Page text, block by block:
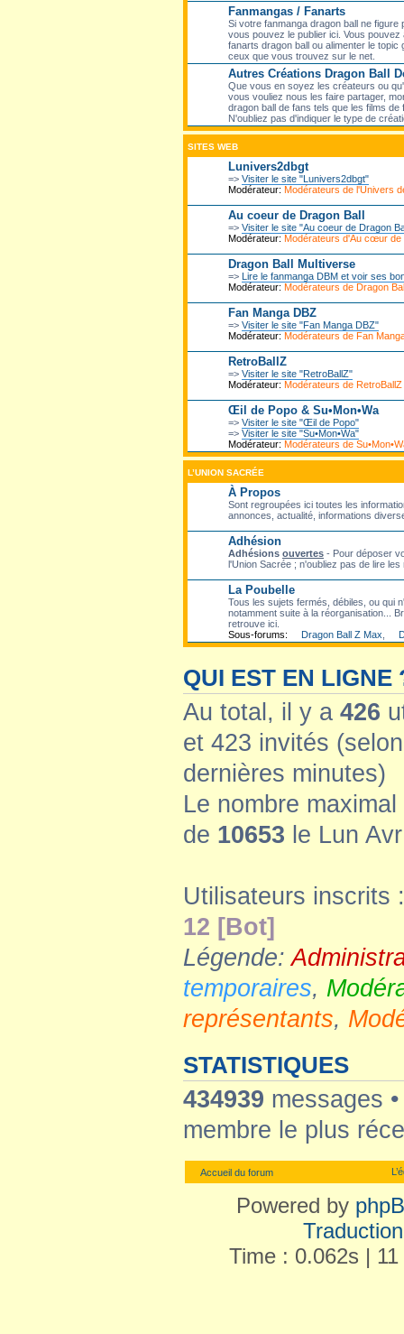
Fanmangas / Fanarts
Si votre fanmanga dragon ball ne
vous pouvez le publier ici. Vous
fanarts dragon ball ou alimenter le
ceux que vous trouvez sur le net.
Autres Créations Dragon Ball
Que vous en soyez les créateurs ou
vous vouliez nous les faire partager,
dragon ball de fans tels que les films
N'oubliez pas d'indiquer le type de
SITES WEB
Lunivers2dbgt
=> Visiter le site "Lunivers2dbgt"
Modérateur: Modérateurs de l'Univers
Au coeur de Dragon Ball
=> Visiter le site "Au coeur de Dragon
Modérateur: Modérateurs d'Au cœur de
Dragon Ball Multiverse
=> Lire le fanmanga DBM et voir ses
Modérateur: Modérateurs de Dragon
Fan Manga DBZ
=> Visiter le site "Fan Manga DBZ"
Modérateur: Modérateurs de Fan
RetroBallZ
=> Visiter le site "RetroBallZ"
Modérateur: Modérateurs de RetroBallZ
Œil de Popo & Su•Mon•Wa
=> Visiter le site "Œil de Popo"
=> Visiter le site "Su•Mon•Wa"
Modérateur: Modérateurs de
L’UNION SACRÉE
À Propos
Sont regroupées ici toutes les
annonces, actualité, informations
Adhésion
Adhésions ouvertes - Pour déposer
l'Union Sacrée ; n'oubliez pas de lire
La Poubelle
Tous les sujets fermés, débiles, ou qui
notamment suite à la réorganisation...
retrouve ici.
Sous-forums:
Dragon Ball Z Max
QUI EST EN LIGNE
Au total, il y a 426
et 423 invités
dernières minutes)
Le nombre
de 10653 le Lun
Utilisateurs inscrits
12 [Bot]
Légende:
temporaires,
représentants,
STATISTIQUES
434939 messages
membre le plus
Accueil du forum
Powered by
Time : 0.062s |